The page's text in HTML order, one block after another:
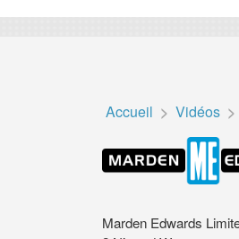
Accueil Vidéos
Marden Edwards